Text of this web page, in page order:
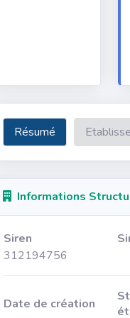
Résumé
Informations
Siren
312194756
Date de création